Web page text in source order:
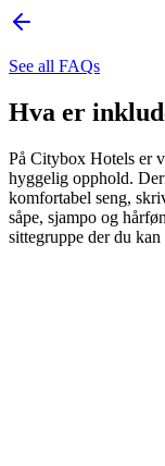
See all FAQs
Hva er
På Citybox Hotels er
hyggelig opphold.
komfortabel seng,
såpe, sjampo og
sittegruppe der du